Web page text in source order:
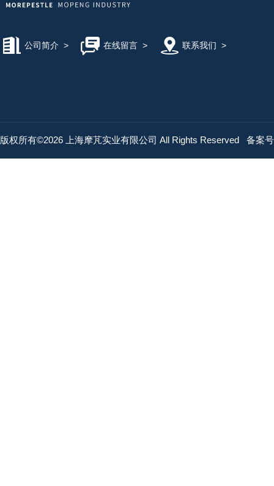
公司简介 > 在线留言> 联系我们 >
版权所有©2026 上海摩芃实业有限公司 All Rights Reserved 备案